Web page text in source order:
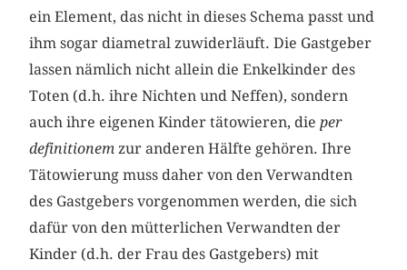
ein Element, das nicht in dieses Schema passt und
ihm sogar diametral zuwiderläuft. Die Gastgeber
lassen nämlich nicht allein die Enkelkinder des
Toten (d.h. ihre Nichten und Neffen), sondern
auch ihre eigenen Kinder tätowieren, die per
definitionem zur anderen Hälfte gehören. Ihre
Tätowierung muss daher von den Verwandten
des Gastgebers vorgenommen werden, die sich
dafür von den mütterlichen Verwandten der
Kinder (d.h. der Frau des Gastgebers) mit